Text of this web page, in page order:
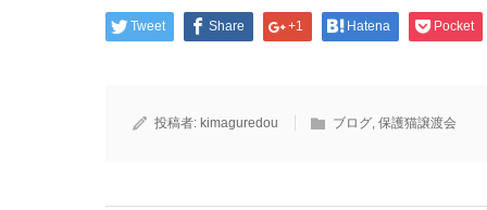
Tweet Share +1 Hatena Pocket
投稿者: kimaguredou ブログ 保護猫譲渡会